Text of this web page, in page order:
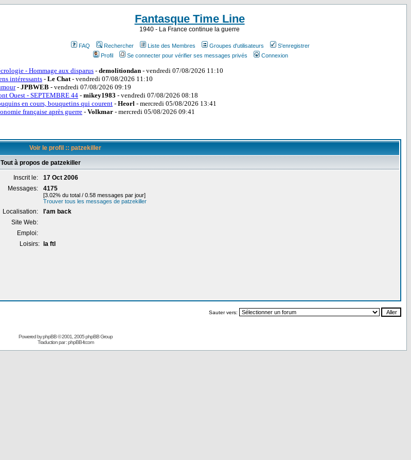
Fantasque Time Line
1940 - La France continue la guerre
FAQ Rechercher Liste des Membres Groupes d'utilisateurs
S'enregistrer
Profil
Se connecter pour vérifier ses messages privés Connexion
Voir le profil :: patzekiller
Tout à propos de patzekiller
Inscrit le:
17 Oct 2006
Messages:
4175
[3.02% du total / 0.58 messages par jour]
Trouver tous les messages de patzekiller
Localisation:
I'am back
Site Web:
Emploi:
Loisirs:
la ftl
Sauter vers:
Powered byphpBB© 2001, 2005 phpBB Group
Traduction par :phpBB-fr.com